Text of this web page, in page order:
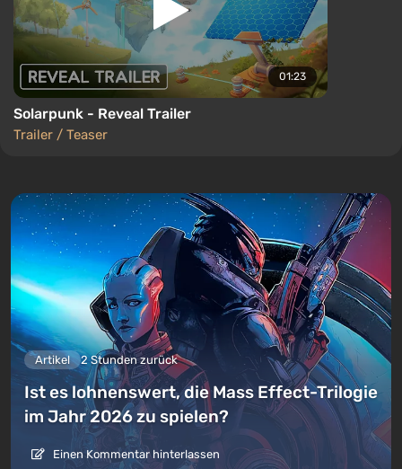
01:23
Solarpunk - Reveal Trailer
Trailer / Teaser
Artikel 2 Stunden zurück
Ist es lohnenswert, die Mass Effect-Trilogie
im Jahr 2026 zu spielen?
Einen Kommentar hinterlassen